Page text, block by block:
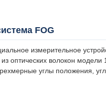
FOG
измерительное
оптических волокон модели
углы положения,